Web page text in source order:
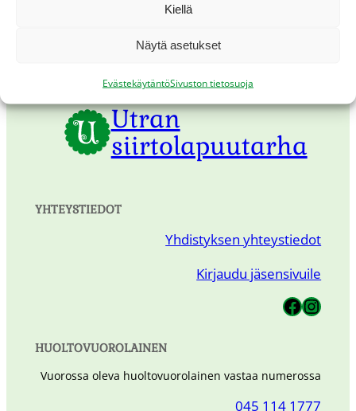
Kiellä
Näytä asetukset
EvästekäytäntöSivuston tietosuoja
Utran
siirtolapuutarha
YHTEYSTIEDOT
Yhdistyksen yhteystiedot
Kirjaudu jäsensivuile
Utran Siirtolapuutarha Utran Siirtolapuutarha
HUOLTOVUOROLAINEN
Vuorossa oleva huoltovuorolainen vastaa numerossa
045 114 1777